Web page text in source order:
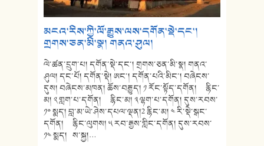
མངའ་རིས་ཀྱི་ལོ་རྒྱུས་ལས་དགོན་སྡེ་དང་།
གྲགས་ཅན་མི་སྣ། གནའ་ཤུལ།
ལེ་ཚན་དྲུག་པ། དགོན་སྡེ་དང་། གྲགས་ཅན་མི་སྣ། གནའ་
ཤུལ། དང་པོ། དགོན་སྡེ། ཨང་། དགོན་པའི་མིང་། བཞེངས་
དུས། བཞེངས་མཁན། ཆོས་བརྒྱུད། ༡ རོང་སྟོད་དགོན། རྙིང་
མ། ༢ གླག་པ་དགོན། རྙིང་མ། ༣ ལྷག་པ་དགོན། དུས་རབས་
༡༠ སྨད། བླ་མ་ཡེ་ཤེས་དཔལ་ལྡན།2 རྙིང་མ། ༤ རི་སྡེ་སྒང་
དགོན། རྙིང་ལུགས། ༥ རབ་རྒྱས་གླིང་དགོན། དུས་རབས་
༡༤ སྨད། ས་སྐྱ།…